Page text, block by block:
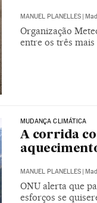
MANUEL PLANELLES |
Organização
entre os três
MUDANÇA CLIMÁTICA
A corrida
MANUEL PLANELLES
ONU alerta que
esforços se